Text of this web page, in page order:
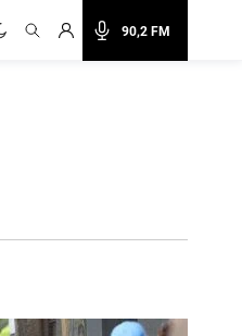
90,2 FM